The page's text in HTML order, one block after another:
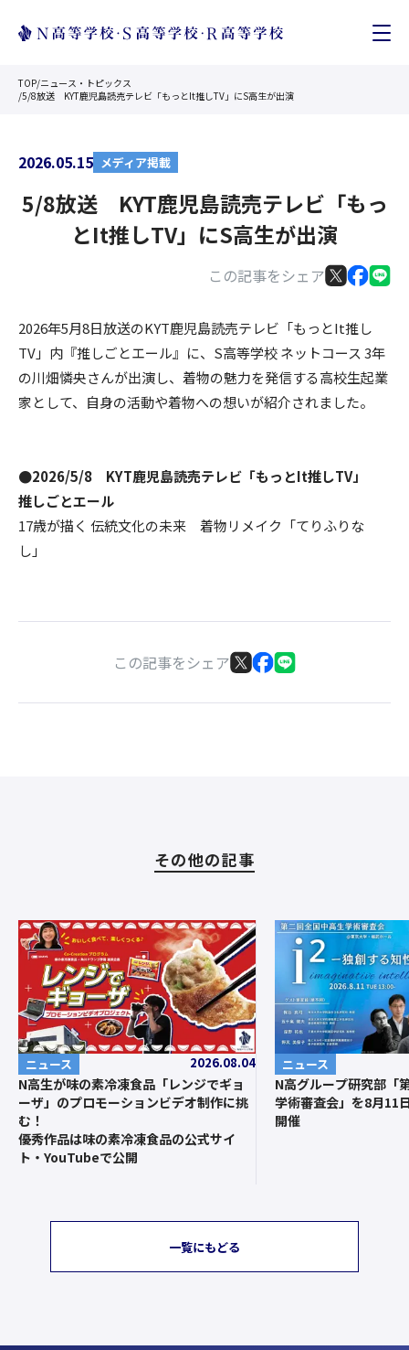
TOP/ニュース・トピックス
/5/8放送 KYT鹿児島読売テレビ「もっとIt推しTV」にS高生が出演
2026.05.15 メディア掲載
この記事をシェア
5/8放送 KYT鹿児島読売テレビ「もっ
とIt推しTV」にS高生が出演
2026年5月8日放送のKYT鹿児島読売テレビ「もっとIt推し
TV」内『推しごとエール』に、S高等学校 ネットコース 3年
の川畑憐央さんが出演し、着物の魅力を発信する高校生起業
家として、自身の活動や着物への想いが紹介されました。
●2026/5/8 KYT鹿児島読売テレビ「もっとIt推しTV」
推しごとエール
17歳が描く 伝統文化の未来 着物リメイク「てりふりな
し」
この記事をシェア
その他の記事
ニュース 2026.08.04
N高生が味の素冷凍食品「レンジでギョ
ーザ」のプロモーションビデオ制作に挑
む！
優秀作品は味の素冷凍食品の公式サイ
ト・YouTubeで公開
ニュース
N高グループ研究部「
学術審査会」を8月11
開催
一覧にもどる